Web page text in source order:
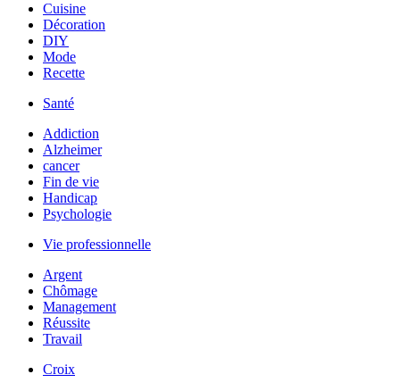
Cuisine
Décoration
DIY
Mode
Recette
Santé
Addiction
Alzheimer
cancer
Fin de vie
Handicap
Psychologie
Vie professionnelle
Argent
Chômage
Management
Réussite
Travail
Croix